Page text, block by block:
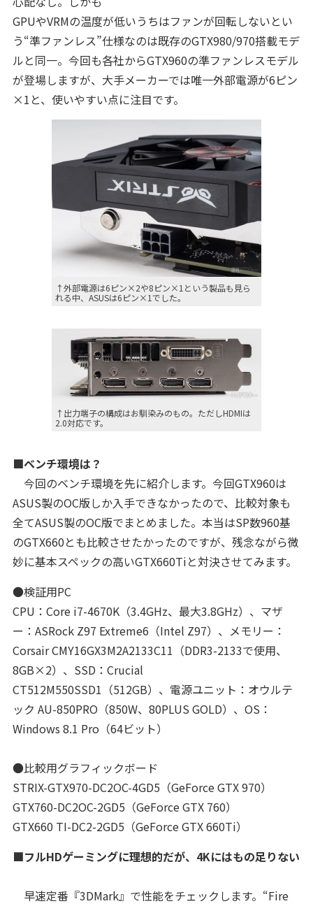
GPUやVRMの温度が低いうちはファンが回転しないとい
う“準ファンレス”仕様なのは既存のGTX980/970搭載モデ
ルと同一。今回も各社からGTX960の準ファンレスモデル
が登場しますが、大手メーカーでは唯一外部電源が6ピン
×1と、使いやすい点に注目です。
↑外部電源は6ピン×2や8ピン×1という製品も見ら
れる中、ASUSは6ピン×1でした。
↑出力端子の構成はお馴染みのもの。ただしHDMIは
2.0対応です。
■ベンチ環境は？
今回のベンチ環境を先に紹介します。今回GTX960は
ASUS製のOC版しか入手できなかったので、比較対象も
全てASUS製のOC版でまとめました。本当はSP数960基
のGTX660とも比較させたかったのですが、残念ながら微
妙に基本スペックの高いGTX660Tiと対決させてみます。
●検証用PC
CPU：Core i7-4670K（3.4GHz、最大3.8GHz）、マザ
ー：ASRock Z97 Extreme6（Intel Z97）、メモリー：
Corsair CMY16GX3M2A2133C11（DDR3-2133で使用、
8GB×2）、SSD：Crucial
CT512M550SSD1（512GB）、電源ユニット：オウルテ
ック AU-850PRO（850W、80PLUS GOLD）、OS：
Windows 8.1 Pro（64ビット）
●比較用グラフィックボード
STRIX-GTX970-DC2OC-4GD5（GeForce GTX 970）
GTX760-DC2OC-2GD5（GeForce GTX 760）
GTX660 TI-DC2-2GD5（GeForce GTX 660Ti）
■フルHDゲーミングに理想的だが、4Kにはもの足りない
早速定番『3DMark』で性能をチェックします。“Fire